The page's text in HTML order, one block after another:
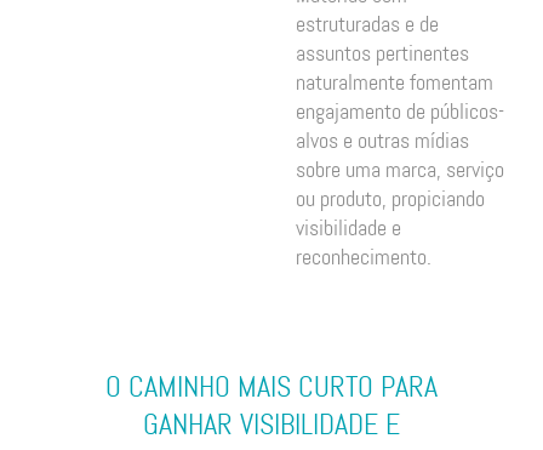
estruturadas e de
assuntos pertinentes
naturalmente fomentam
engajamento de públicos-
alvos e outras mídias
sobre uma marca, serviço
ou produto, propiciando
visibilidade e
reconhecimento.
O CAMINHO MAIS CURTO PARA
GANHAR VISIBILIDADE E